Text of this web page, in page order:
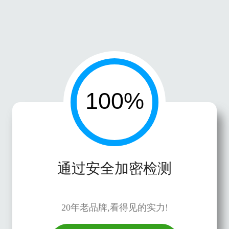
通过安全加密检测
20年老品牌,看得见的实力!